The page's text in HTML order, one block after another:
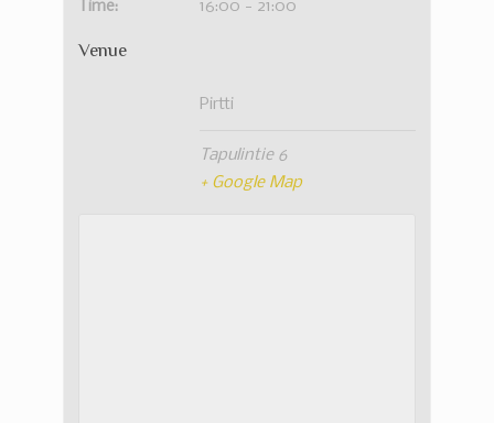
Time: 16:00 - 21:00
Venue
Pirtti
Tapulintie 6
+ Google Map